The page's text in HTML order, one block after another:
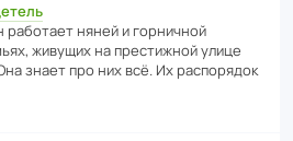
няней и горни­чной
живущих на прес­ти­жной улице
знает про них всё. Их распо­рядок